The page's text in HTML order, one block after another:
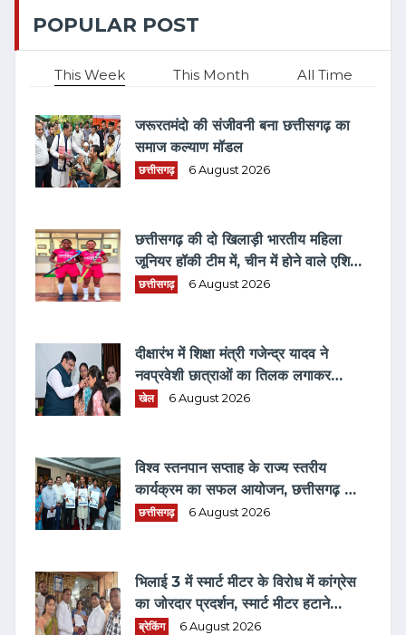
POPULAR POST
This Week This Month All Time
जरूरतमंदो की संजीवनी बना छत्तीसगढ़ का
समाज कल्याण मॉडल
छत्तीसगढ़ 6 August 2026
छत्तीसगढ़ की दो खिलाड़ी भारतीय महिला
जूनियर हॉकी टीम में, चीन में होने वाले एशिया
कप में दिखाएंगी दम
छत्तीसगढ़ 6 August 2026
दीक्षारंभ में शिक्षा मंत्री गजेन्द्र यादव ने
नवप्रवेशी छात्राओं का तिलक लगाकर
विद्यार्थियों से किये आत्मीय संवाद
खेल 6 August 2026
विश्व स्तनपान सप्ताह के राज्य स्तरीय
कार्यक्रम का सफल आयोजन, छत्तीसगढ़ के
प्रथम "मातृ दूध कोष (MOTHER MILK
छत्तीसगढ़ 6 August 2026
भिलाई 3 में स्मार्ट मीटर के विरोध में कांग्रेस
का जोरदार प्रदर्शन, स्मार्ट मीटर हटाने
भरवाया फार्म
ब्रेकिंग 6 August 2026